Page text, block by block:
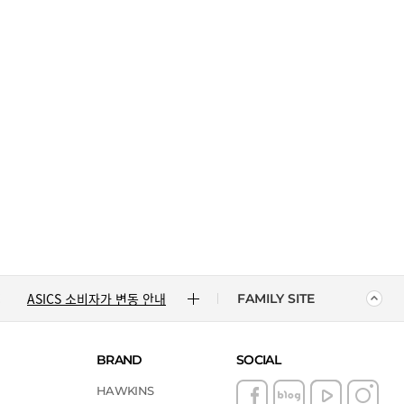
ASICS 소비자가 변동 안내
NIKE 소비자가 변동 안내
FAMILY SITE
BRAND
HAWKINS
SOCIAL